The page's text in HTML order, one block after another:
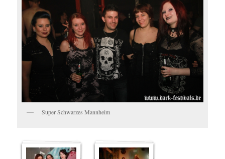
Super Schwarzes Mannheim